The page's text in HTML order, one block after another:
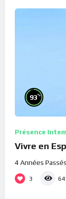
93%
Présence
Vivre en
4 Années Passés
3